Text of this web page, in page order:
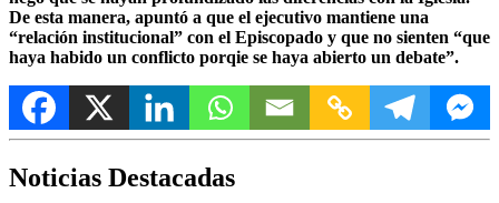
De esta manera, apuntó a que el ejecutivo mantiene una
“relación institucional” con el Episcopado y que no sienten “que
haya habido un conflicto porqie se haya abierto un debate”.
Noticias Destacadas